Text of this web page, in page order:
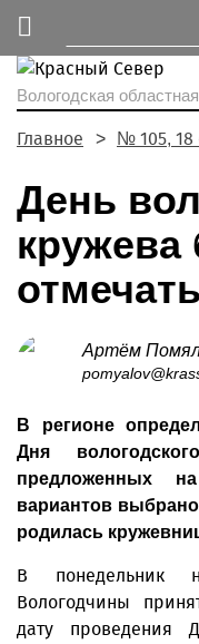
Вологодская областная
Главное № 105, 18
День
кружева
Артём
В регионе
Дня
предложенных
вариантов
родилась
В понедельник
Вологодчины
дату проведения